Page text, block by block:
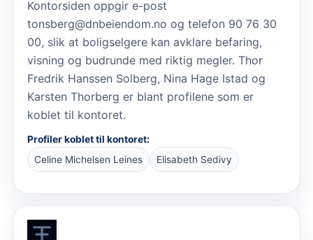
Kontorsiden oppgir e-post
tonsberg@dnbeiendom.no og telefon 90 76 30
00, slik at boligselgere kan avklare befaring,
visning og budrunde med riktig megler. Thor
Fredrik Hanssen Solberg, Nina Hage Istad og
Karsten Thorberg er blant profilene som er
koblet til kontoret.
Profiler koblet til kontoret:
Celine Michelsen Leines
Elisabeth Sedivy